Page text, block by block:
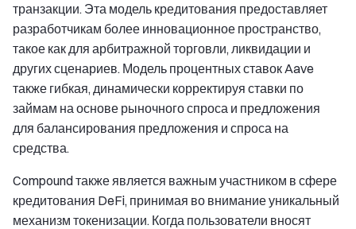
транзакции. Эта модель кредитования предоставляет
разработчикам более инновационное пространство,
такое как для арбитражной торговли, ликвидации и
других сценариев. Модель процентных ставок Aave
также гибкая, динамически корректируя ставки по
займам на основе рыночного спроса и предложения
для балансирования предложения и спроса на
средства.
Compound также является важным участником в сфере
кредитования DeFi, принимая во внимание уникальный
механизм токенизации. Когда пользователи вносят